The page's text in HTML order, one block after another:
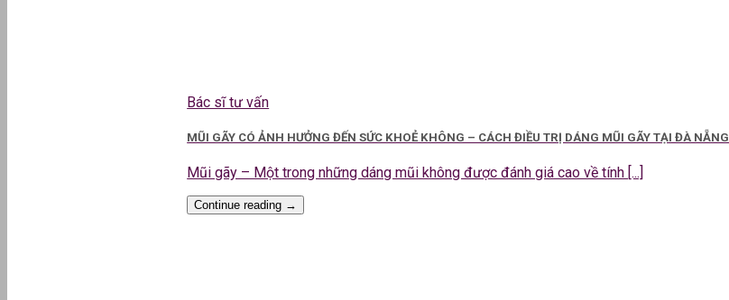
Bác sĩ tư vấn
MŨI GÃY CÓ ẢNH HƯỞNG ĐẾN SỨC KHOẺ KHÔNG – CÁCH ĐIỀU TRỊ DÁNG MŨI GÃY TẠI ĐÀ NẴNG
Mũi gãy – Một trong những dáng mũi không được đánh giá cao về tính [...]
Continue reading →